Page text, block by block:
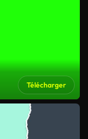
Télécharger